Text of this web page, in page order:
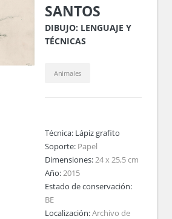
SANTOS
DIBUJO: LENGUAJE Y
TÉCNICAS
Animales
Técnica: Lápiz grafito
Soporte: Papel
Dimensiones:24 x 25,5 cm
Año:2015
Estado de conservación:
BE
Localización:Archivo de